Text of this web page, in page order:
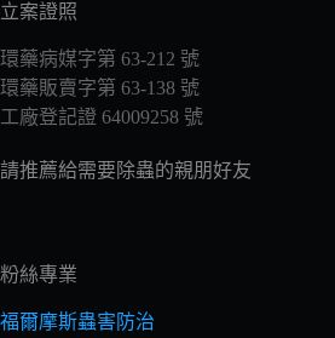
立案證照
環藥病媒字第 63-212 號
環藥販賣字第 63-138 號
工廠登記證 64009258 號
請推薦給需要除蟲的親朋好友
粉絲專業
福爾摩斯蟲害防治